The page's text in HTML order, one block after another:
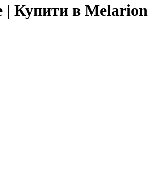
| Купити в Melarion